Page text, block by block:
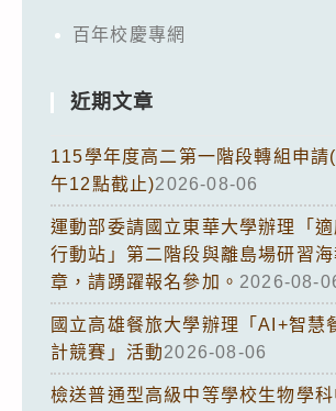
百年校慶專網
近期文章
115學年度高二第一階段轉組申請
午12點截止)2026-08-06
運動部委請國立東華大學辦理「
行動站」第二階段與離島場研習
章，請踴躍報名參加。 2026-08-
國立高雄餐旅大學辦理「AI+智慧
計競賽」活動2026-08-06
檢送普通型高級中等學校生物學